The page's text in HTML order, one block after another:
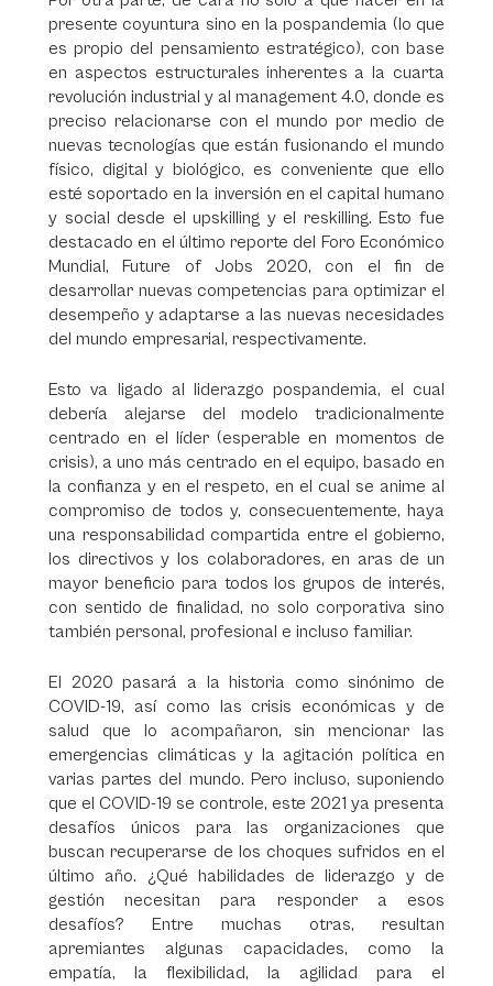
presente coyuntura sino en la pospandemia (lo que
es propio del pensamiento estratégico), con base
en aspectos estructurales inherentes a la cuarta
revolución industrial y al management 4.0, donde es
preciso relacionarse con el mundo por medio de
nuevas tecnologías que están fusionando el mundo
físico, digital y biológico, es conveniente que ello
esté soportado en la inversión en el capital humano
y social desde el upskilling y el reskilling. Esto fue
destacado en el último reporte del Foro Económico
Mundial, Future of Jobs 2020, con el fin de
desarrollar nuevas competencias para optimizar el
desempeño y adaptarse a las nuevas necesidades
del mundo empresarial, respectivamente.
Esto va ligado al liderazgo pospandemia, el cual
debería alejarse del modelo tradicionalmente
centrado en el líder (esperable en momentos de
crisis), a uno más centrado en el equipo, basado en
la confianza y en el respeto, en el cual se anime al
compromiso de todos y, consecuentemente, haya
una responsabilidad compartida entre el gobierno,
los directivos y los colaboradores, en aras de un
mayor beneficio para todos los grupos de interés,
con sentido de finalidad, no solo corporativa sino
también personal, profesional e incluso familiar.
El 2020 pasará a la historia como sinónimo de
COVID-19, así como las crisis económicas y de
salud que lo acompañaron, sin mencionar las
emergencias climáticas y la agitación política en
varias partes del mundo. Pero incluso, suponiendo
que el COVID-19 se controle, este 2021 ya presenta
desafíos únicos para las organizaciones que
buscan recuperarse de los choques sufridos en el
último año. ¿Qué habilidades de liderazgo y de
gestión necesitan para responder a esos
desafíos? Entre muchas otras, resultan
apremiantes algunas capacidades, como la
empatía, la flexibilidad, la agilidad para el